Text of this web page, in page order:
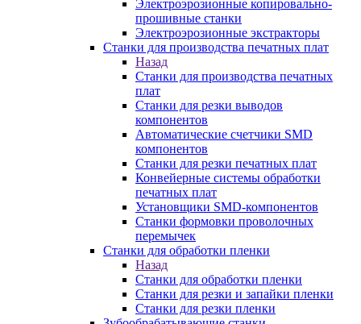
Электроэрозионные копировально-
прошивные станки
Электроэрозионные экстракторы
Станки для производства печатных плат
Назад
Станки для производства печатных
плат
Станки для резки выводов
компонентов
Автоматические счетчики SMD
компонентов
Станки для резки печатных плат
Конвейерные системы обработки
печатных плат
Установщики SMD-компонентов
Станки формовки проволочных
перемычек
Станки для обработки пленки
Назад
Станки для обработки пленки
Станки для резки и запайки пленки
Станки для резки пленки